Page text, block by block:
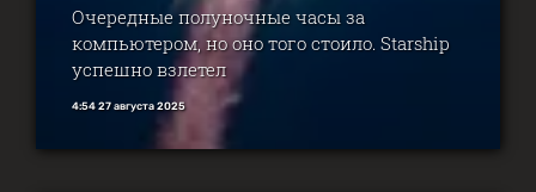
Очередные полуночные часы за
компьютером, но оно того стоило. Starship
успешно взлетел
4:54 27 августа 2025